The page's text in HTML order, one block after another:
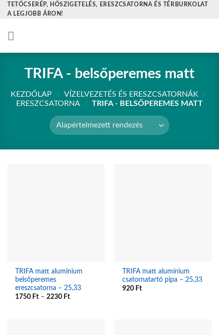
Skip
content
TETŐCSERÉP, HŐSZIGETELÉS, ERESZCSATORNA ÉS TÉRBURKOLAT
A LEGJOBB ÁRON!
TRIFA - belsőperemes matt
KEZDŐLAP / VÍZELVEZETÉS ÉS ERESZCSATORNÁK /
ERESZCSATORNA
/ TRIFA - BELSŐPEREMES MATT
TRIFA matt alumínium
belsőperemes
ereszcsatorna – 25,33
1750 Ft –2230 Ft
TRIFA matt alumínium
csatornatartó pipa – 25,33
920 Ft